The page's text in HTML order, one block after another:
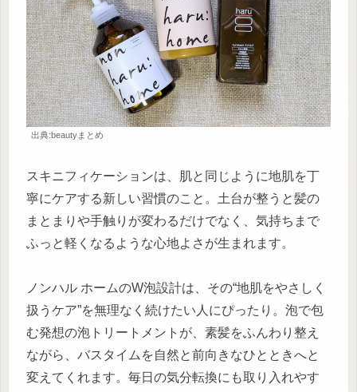
出典:beautyまとめ
スキニフィケーションは、肌と同じように地肌を丁
寧にケアする新しい習慣のこと。土台が整うと髪の
まとまりや手触りが変わるだけでなく、気持ちまで
ふっと軽くなるような心地よさが生まれます。
ノンハル ホームのW泡設計は、その“地肌をやさしく
扱うケア”を無理なく続けたい人にぴったり。泡で包
む発想の泡トリートメントが、素髪をふんわり整え
ながら、バスタイムを自然と前向きなひとときへと
変えてくれます。毎日の気分転換にも取り入れやす